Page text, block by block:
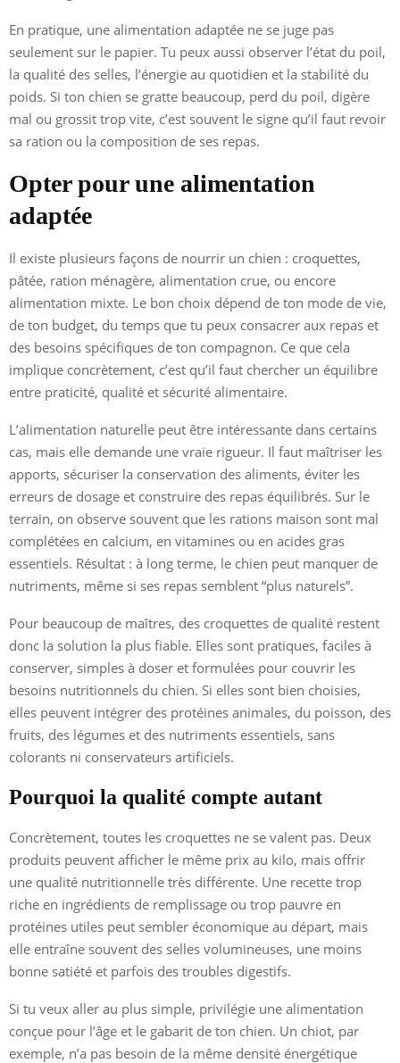
En pratique, une alimentation adaptée ne se juge pas
seulement sur le papier. Tu peux aussi observer l’état du poil,
la qualité des selles, l’énergie au quotidien et la stabilité du
poids. Si ton chien se gratte beaucoup, perd du poil, digère
mal ou grossit trop vite, c’est souvent le signe qu’il faut revoir
sa ration ou la composition de ses repas.
Opter pour une alimentation
adaptée
Il existe plusieurs façons de nourrir un chien : croquettes,
pâtée, ration ménagère, alimentation crue, ou encore
alimentation mixte. Le bon choix dépend de ton mode de vie,
de ton budget, du temps que tu peux consacrer aux repas et
des besoins spécifiques de ton compagnon. Ce que cela
implique concrètement, c’est qu’il faut chercher un équilibre
entre praticité, qualité et sécurité alimentaire.
L’alimentation naturelle peut être intéressante dans certains
cas, mais elle demande une vraie rigueur. Il faut maîtriser les
apports, sécuriser la conservation des aliments, éviter les
erreurs de dosage et construire des repas équilibrés. Sur le
terrain, on observe souvent que les rations maison sont mal
complétées en calcium, en vitamines ou en acides gras
essentiels. Résultat : à long terme, le chien peut manquer de
nutriments, même si ses repas semblent “plus naturels”.
Pour beaucoup de maîtres, des croquettes de qualité restent
donc la solution la plus fiable. Elles sont pratiques, faciles à
conserver, simples à doser et formulées pour couvrir les
besoins nutritionnels du chien. Si elles sont bien choisies,
elles peuvent intégrer des protéines animales, du poisson, des
fruits, des légumes et des nutriments essentiels, sans
colorants ni conservateurs artificiels.
Pourquoi la qualité compte autant
Concrètement, toutes les croquettes ne se valent pas. Deux
produits peuvent afficher le même prix au kilo, mais offrir
une qualité nutritionnelle très différente. Une recette trop
riche en ingrédients de remplissage ou trop pauvre en
protéines utiles peut sembler économique au départ, mais
elle entraîne souvent des selles volumineuses, une moins
bonne satiété et parfois des troubles digestifs.
Si tu veux aller au plus simple, privilégie une alimentation
conçue pour l’âge et le gabarit de ton chien. Un chiot, par
exemple, n’a pas besoin de la même densité énergétique